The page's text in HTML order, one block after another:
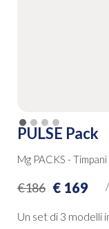
PULSE Pack
Mg PACKS -
€186 € 169
Un set di 3 modelli